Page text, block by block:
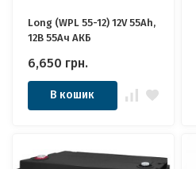
Long (WPL 55-12) 12V 55Ah,
12В 55Ач АКБ
6,650 грн.
В кошик